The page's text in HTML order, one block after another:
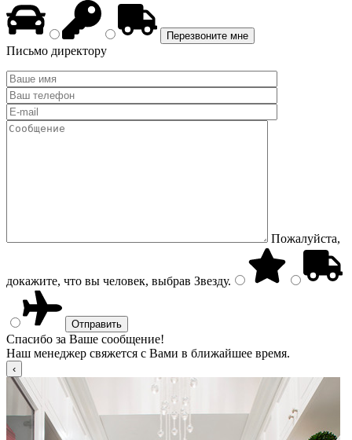
Письмо директору
Пожалуйста,
докажите, что вы человек, выбрав Звезду.
Спасибо за Ваше сообщение!
Наш менеджер свяжется с Вами в ближайшее время.